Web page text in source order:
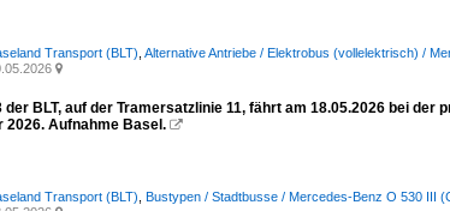
Transport (BLT) Alternative Antriebe / Elektrobus (vollelektrisch) /

der BLT, auf der Tramersatzlinie 11, fährt am 18.05.2026 bei
2026. Aufnahme Basel. 
Transport (BLT) Bustypen / Stadtbusse / Mercedes-Benz O 530 III